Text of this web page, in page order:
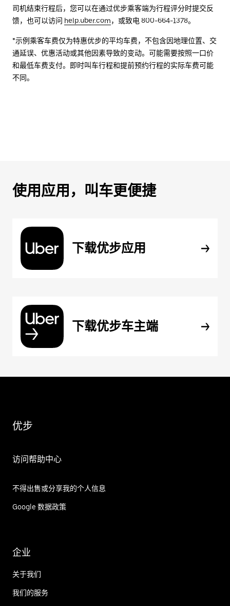
司机结束行程后，您可以在通过优步乘客端为行程评分时提交反
馈，也可以访问 help.uber.com，或致电 800-664-1378。
*示例乘客车费仅为特惠优步的平均车费，不包含因地理位置、交
通延误、优惠活动或其他因素导致的变动。可能需要按照一口价
和最低车费支付。即时叫车行程和提前预约行程的实际车费可能
不同。
使用应用，叫车更便捷
下载优步应用
下载优步车主端
优步
访问帮助中心
不得出售或分享我的个人信息
Google 数据政策
企业
关于我们
我们的服务